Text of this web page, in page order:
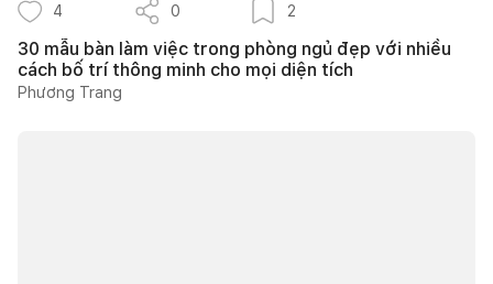
4 0 2
30 mẫu bàn làm việc trong phòng ngủ đẹp với nhiều
cách bố trí thông minh cho mọi diện tích
Phương Trang